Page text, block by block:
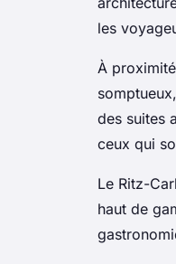
les
À
des suites
ceux qui
Le Ritz-
haut de